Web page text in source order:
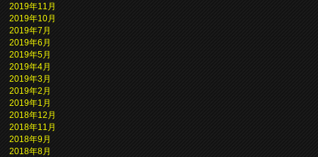
2019年11月
2019年10月
2019年7月
2019年6月
2019年5月
2019年4月
2019年3月
2019年2月
2019年1月
2018年12月
2018年11月
2018年9月
2018年8月